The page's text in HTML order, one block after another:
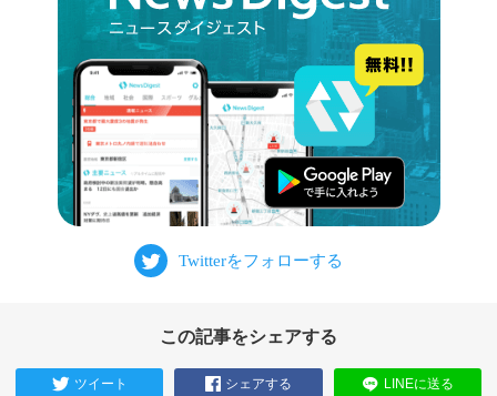
この記事をシェアする
ツイート シェアする LINEに送る